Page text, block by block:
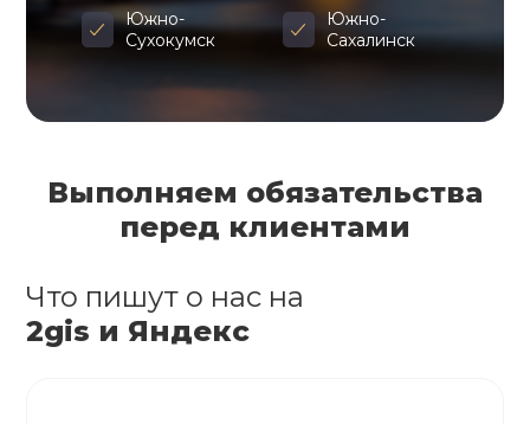
Южно-
Сухокумск
Южно-
Сахалинск
Выполняем обязательства
перед клиентами
Что пишут о нас на
2gis и Яндекс